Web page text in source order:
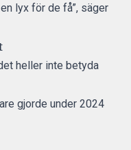
lyx för de få”, säger
heller inte betyda
gjorde under 2024